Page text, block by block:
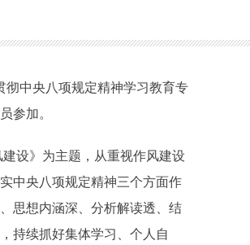
中央八项规定精神学习教育专
参加。
设》为主题，从重视作风建设
中央八项规定精神三个方面作
思想内涵深、分析解读透、结
持续抓好集体学习、个人自